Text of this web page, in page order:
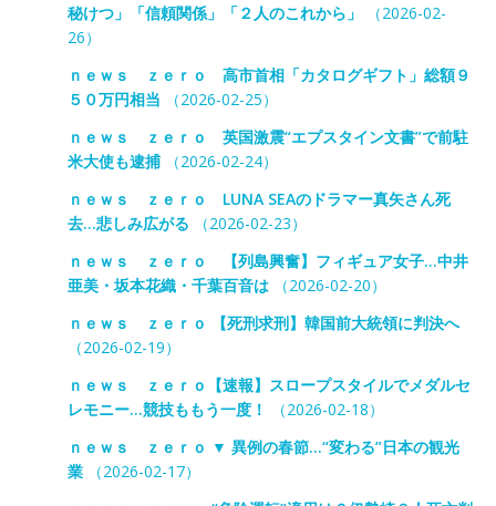
秘けつ」「信頼関係」「２人のこれから」
（2026-02-
26）
ｎｅｗｓ ｚｅｒｏ 高市首相「カタログギフト」総額９
５０万円相当 （2026-02-25）
ｎｅｗｓ ｚｅｒｏ 英国激震“エプスタイン文書”で前駐
米大使も逮捕（2026-02-24）
ｎｅｗｓ ｚｅｒｏ LUNA SEAのドラマー真矢さん死
去…悲しみ広がる （2026-02-23）
ｎｅｗｓ ｚｅｒｏ 【列島興奮】フィギュア女子…中井
亜美・坂本花織・千葉百音は（2026-02-20）
ｎｅｗｓ ｚｅｒｏ 【死刑求刑】韓国前大統領に判決へ
（2026-02-19）
ｎｅｗｓ ｚｅｒｏ【速報】スロープスタイルでメダルセ
レモニー…競技ももう一度！
（2026-02-18）
ｎｅｗｓ ｚｅｒｏ ▼ 異例の春節…“変わる”日本の観光
業（2026-02-17）